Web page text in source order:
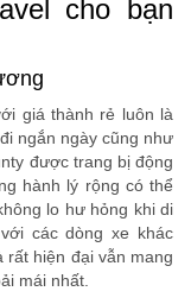
cho bạn
giá thành rẻ luôn là
ngắn ngày cũng như
được trang bị động
hành lý rộng có thể
lo hư hỏng khi di
các dòng xe khác
rất hiện đại vẫn mang
mái nhất.